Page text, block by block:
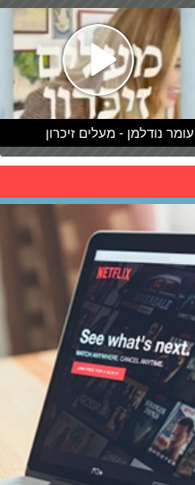
עומר נודלמן - מעלים זיכרון